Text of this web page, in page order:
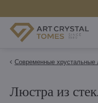
Современные хрустальные
Люстра из